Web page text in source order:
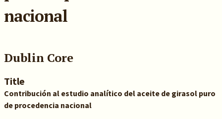
nacional
Dublin Core
Title
Contribución al estudio analítico del aceite de girasol puro
de procedencia nacional